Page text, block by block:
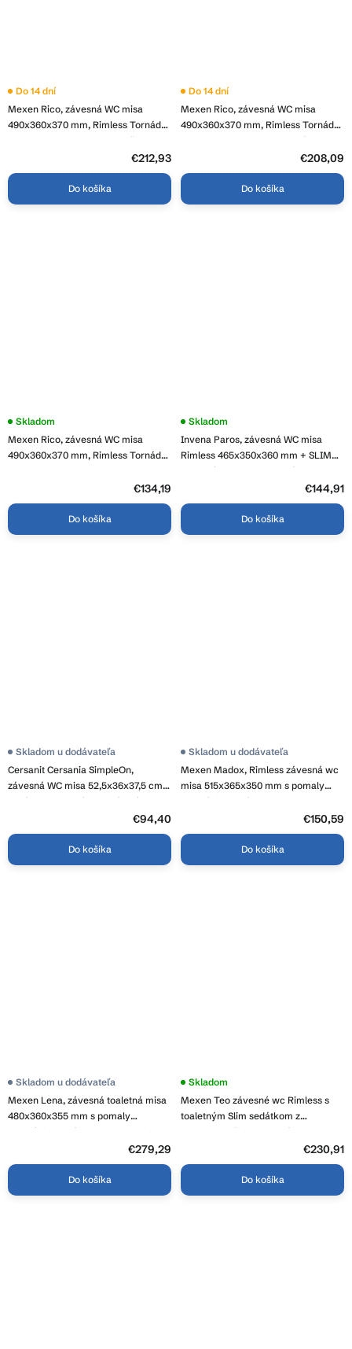
Mexen Rico, závesná WC misa
490x360x370 mm, Rimless Tornádo
+ WC sedadlo z duroplastu, čierna
Do 14 dní
€212,93
Do košíka
Mexen Rico, závesná WC misa
490x360x370 mm, Rimless Tornádo
+ WC sedadlo z duroplastu, čierna
Do 14 dní
€208,09
Do košíka
Mexen Rico, závesná WC misa
490x360x370 mm, Rimless Tornádo
Skladom
€134,19
Do košíka
Invena Paros, závesná WC misa
Rimless 465x350x360 mm + SLIM
toaletné sedadlo s pomalým
zatváraním, biela lesklá, INV-CE-90-
001-W
Priemerné
produktu
je
Skladom
€144,91
Do košíka
Cersanit Cersania SimpleOn,
závesná WC misa 52,5x36x37,5 cm +
sedátko s pomalým zatváraním z
duroplastu, horizontálny odpad,
biela, S701-554
Skladom u dodávateľa
€94,40
Do košíka
Mexen Madox, Rimless závesná wc
misa 515x365x350 mm s pomaly
padajúcim sedátkom SLIM z
Skladom u dodávateľa
€150,59
Do košíka
Mexen Lena, závesná toaletná misa
480x360x355 mm s pomaly
padajúcim sedátkom, cappuccino
Skladom u dodávateľa
€279,29
Do košíka
Mexen Teo závesné wc Rimless s
toaletným Slim sedátkom z
duroplastu, čierna matná -
Priemerné
produktu
je
Skladom
€230,91
Do košíka